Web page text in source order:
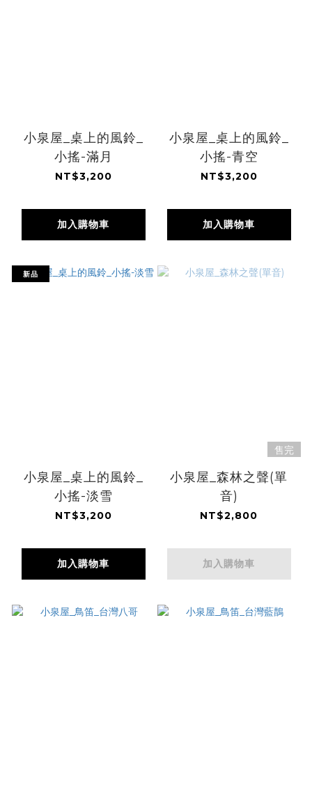
小泉屋_桌上的風鈴_
小搖-滿月
NT$3,200
加入購物車
小泉屋_桌上的風鈴_
小搖-青空
NT$3,200
加入購物車
新品
小泉屋_桌上的風鈴_
小搖-淡雪
NT$3,200
加入購物車
售完
小泉屋_森林之聲(單
音)
NT$2,800
加入購物車